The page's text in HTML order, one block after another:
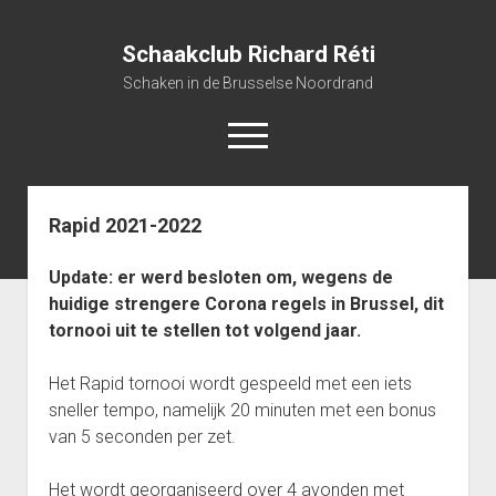
Schaakclub Richard Réti
Schaken in de Brusselse Noordrand
open
menu
dropdown
menu
Clubkampioenschap 2025-2026
open
dropdown
Uitslagen, ranking en rondes Clubkampioenschap 2025-2026
Inhaalavonden 2025-2026
Beker 2025-2026
dropdown
menu
12/09/2025
12/12/2025
Gratis Rapid tornooi 2025-2026
Interclub 2025-2026
Wie was Reti?
Bestuur
Archieven
open
dropdown
Competities 2024-2025
Rapid 2021-2022
Update: er werd besloten om, wegens de
huidige strengere Corona regels in Brussel, dit
tornooi uit te stellen tot volgend jaar.
Het Rapid tornooi wordt gespeeld met een iets
sneller tempo, namelijk 20 minuten met een bonus
van 5 seconden per zet.
Het wordt georganiseerd over 4 avonden met